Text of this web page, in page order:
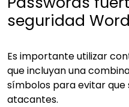
seguridad
Es importante utilizar
que incluyan una
símbolos para evitar que
atacantes.